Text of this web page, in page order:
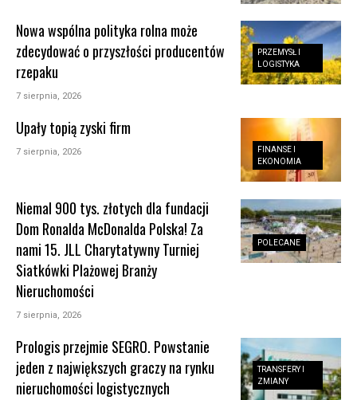
PRZEMYSŁ I
LOGISTYKA
Nowa wspólna polityka rolna może
zdecydować o przyszłości producentów
rzepaku
7 sierpnia, 2026
FINANSE I
EKONOMIA
Upały topią zyski firm
7 sierpnia, 2026
POLECANE
Niemal 900 tys. złotych dla fundacji
Dom Ronalda McDonalda Polska! Za
nami 15. JLL Charytatywny Turniej
Siatkówki Plażowej Branży
Nieruchomości
7 sierpnia, 2026
TRANSFERY I
ZMIANY
Prologis przejmie SEGRO. Powstanie
jeden z największych graczy na rynku
nieruchomości logistycznych